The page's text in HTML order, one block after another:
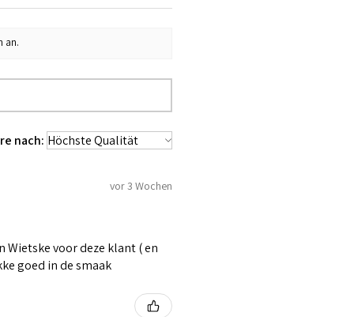
an.
nach:
vor 3 Wochen
voor deze klant ( en
goed in de smaak